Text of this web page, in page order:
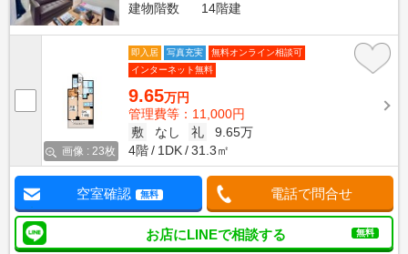
建物階数
14階建
画像 : 23枚
即入居 写真充実
無料オンライン相談可
インターネット無料
9.65万円
管理費等：11,000円
敷
なし 礼
9.65万
4階
1DK 31.3㎡
空室確認 無料 電話で問合せ
お店にLINEで相談する 無料